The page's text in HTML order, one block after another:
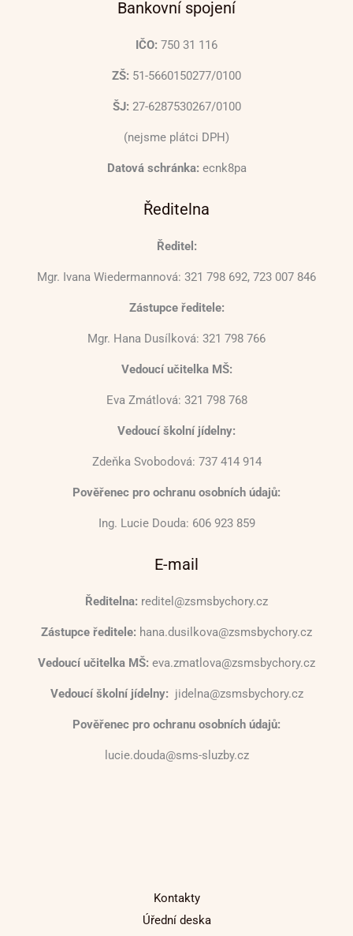
Bankovní spojení
IČO: 750 31 116
ZŠ: 51-5660150277/0100
ŠJ: 27-6287530267/0100
(nejsme plátci DPH)
Datová schránka: ecnk8pa
Ředitelna
Ředitel:
Mgr. Ivana Wiedermannová: 321 798 692, 723 007 846
Zástupce ředitele:
Mgr. Hana Dusílková: 321 798 766
Vedoucí učitelka MŠ:
Eva Zmátlová: 321 798 768
Vedoucí školní jídelny:
Zdeňka Svobodová: 737 414 914
Pověřenec pro ochranu osobních údajů:
Ing. Lucie Douda: 606 923 859
E-mail
Ředitelna: reditel@zsmsbychory.cz
Zástupce ředitele: hana.dusilkova@zsmsbychory.cz
Vedoucí učitelka MŠ: eva.zmatlova@zsmsbychory.cz
Vedoucí školní jídelny: jidelna@zsmsbychory.cz
Pověřenec pro ochranu osobních údajů:
lucie.douda@sms-sluzby.cz
Kontakty
Úřední deska